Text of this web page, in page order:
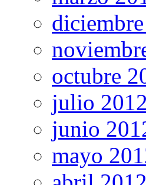
octubre
julio 2012
junio
mayo